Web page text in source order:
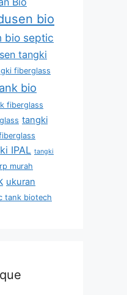
bio
bio septic
tangki
fiberglass
bio
fiberglass
tangki
IPAL tangki
murah
ukuran
tank biotech